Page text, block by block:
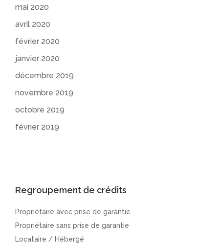
mai 2020
avril 2020
février 2020
janvier 2020
décembre 2019
novembre 2019
octobre 2019
février 2019
Regroupement de crédits
Propriétaire avec prise de garantie
Propriétaire sans prise de garantie
Locataire / Hébergé